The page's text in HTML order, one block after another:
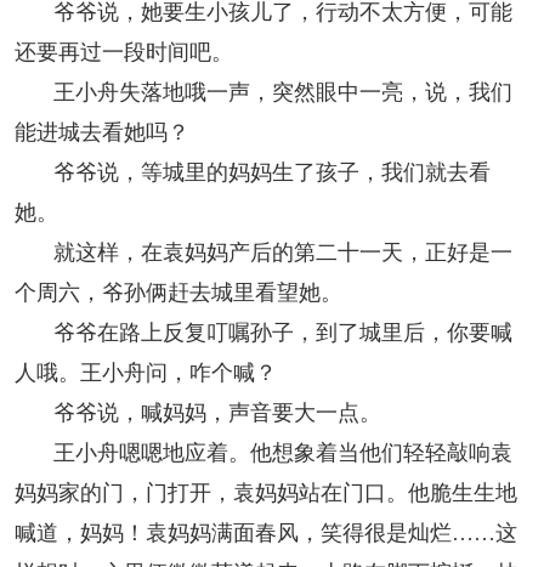
爷爷说，她要生小孩儿了，行动不太方便，可能
还要再过一段时间吧。
王小舟失落地哦一声，突然眼中一亮，说，我们
能进城去看她吗？
爷爷说，等城里的妈妈生了孩子，我们就去看
她。
就这样，在袁妈妈产后的第二十一天，正好是一
个周六，爷孙俩赶去城里看望她。
爷爷在路上反复叮嘱孙子，到了城里后，你要喊
人哦。王小舟问，咋个喊？
爷爷说，喊妈妈，声音要大一点。
王小舟嗯嗯地应着。他想象着当他们轻轻敲响袁
妈妈家的门，门打开，袁妈妈站在门口。他脆生生地
喊道，妈妈！袁妈妈满面春风，笑得很是灿烂……这